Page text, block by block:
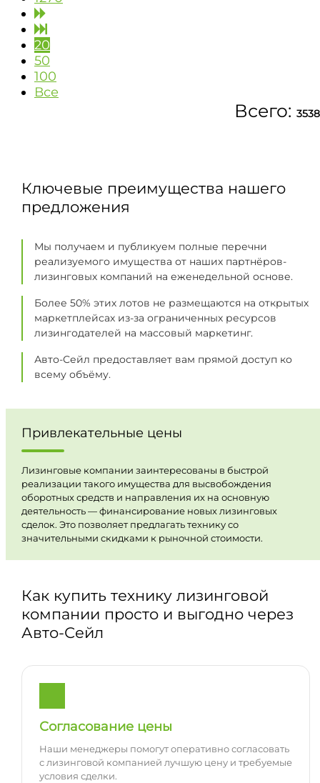
20
50
100
Все
Всего:
Ключевые преимущества нашего
предложения
Мы получаем и публикуем полные перечни
реализуемого имущества от наших партнёров-
лизинговых компаний на еженедельной основе.
Более 50% этих лотов не размещаются на открытых
маркетплейсах из-за ограниченных ресурсов
лизингодателей на массовый маркетинг.
Авто-Сейл предоставляет вам прямой доступ ко
всему объёму.
Привлекательные цены
Лизинговые компании заинтересованы в быстрой
реализации такого имущества для высвобождения
оборотных средств и направления их на основную
деятельность — финансирование новых лизинговых
сделок. Это позволяет предлагать технику со
значительными скидками к рыночной стоимости.
Как купить технику лизинговой
компании просто и выгодно через
Авто-Сейл
Согласование цены
Наши менеджеры помогут оперативно согласовать
с лизинговой компанией лучшую цену и требуемые
условия сделки.